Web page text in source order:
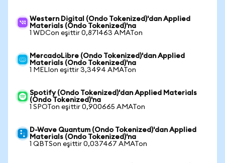
Western Digital (Ondo Tokenized)'dan Applied
Materials (Ondo Tokenized)'na
1 WDCon eşittir 0,871463 AMATon
MercadoLibre (Ondo Tokenized)'dan Applied
Materials (Ondo Tokenized)'na
1 MELIon eşittir 3,3494 AMATon
Spotify (Ondo Tokenized)'dan Applied Materials
(Ondo Tokenized)'na
1 SPOTon eşittir 0,900665 AMATon
D-Wave Quantum (Ondo Tokenized)'dan Applied
Materials (Ondo Tokenized)'na
1 QBTSon eşittir 0,037467 AMATon